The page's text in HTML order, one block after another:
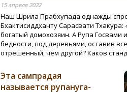
15 апреля 2022
Наш Шрила Прабхупада однажды
Бхактисиддханту Сарасвати
богатый домохозяин. А Рупа Госвами
бедности, под деревьями, оставив
отрешенный, чем другой? Каков
Эта сампрадая
называется рупануга-